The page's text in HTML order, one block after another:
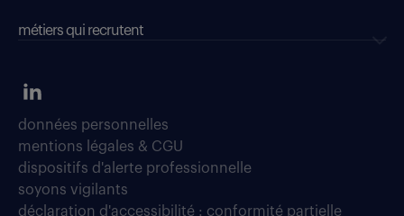
métiers qui recrutent
données personnelles
mentions légales & CGU
dispositifs d'alerte professionnelle
soyons vigilants
déclaration d'accessibilité : conformité partielle